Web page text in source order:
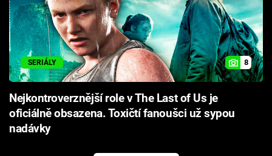
SERIÁLY 8
Nejkontroverznější role v The Last of Us je
oficiálně obsazena. Toxičtí fanoušci už sypou
nadávky